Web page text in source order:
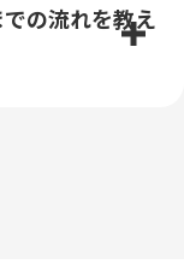
の流れを教え